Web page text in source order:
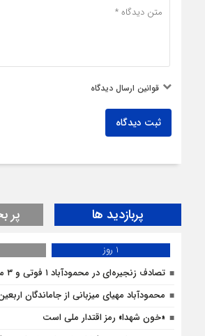
قوانین ارسال دیدگاه
ثبت دیدگاه
پربازدید ها پر
1 روز
تصادف زنجیره‌ای در محمودآباد ۱ فوتی و ۳ مصدوم داشت
محمودآباد مهیای میزبانی از جاماندگان
«خون شهدا» رمز اقتدار ملی است